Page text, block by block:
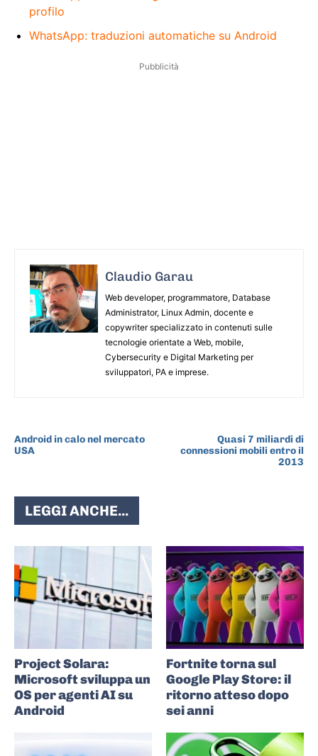
profilo
WhatsApp: traduzioni automatiche su Android
Pubblicità
Claudio Garau
Web developer, programmatore, Database
Administrator, Linux Admin, docente e
copywriter specializzato in contenuti sulle
tecnologie orientate a Web, mobile,
Cybersecurity e Digital Marketing per
sviluppatori, PA e imprese.
Android in calo nel mercato
USA
Quasi 7 miliardi di
connessioni mobili entro il
2013
LEGGI ANCHE...
Project Solara:
Microsoft sviluppa un
OS per agenti AI su
Android
Fortnite torna sul
Google Play Store: il
ritorno atteso dopo
sei anni